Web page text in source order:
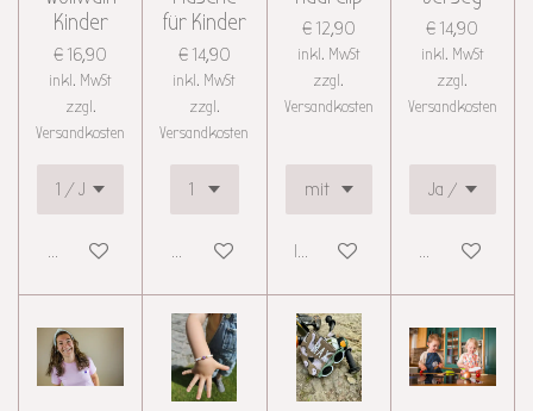
Kinder
€ 16,90
inkl. MwSt
zzgl.
Versandkosten
Details anzeigen
für Kinder
€ 14,90
inkl. MwSt
zzgl.
Versandkosten
Details anzeigen
€ 12,90
inkl. MwSt
zzgl.
Versandkosten
In den Warenkorb
€ 14,90
inkl. MwSt
zzgl.
Versandkosten
Details anzeigen